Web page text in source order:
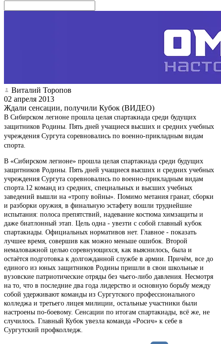
Виталий Торопов
02 апреля 2013
Ждали сенсации, получили Кубок (ВИДЕО)
В Сибирском легионе прошла целая спартакиада среди будущих
защитников Родины. Пять дней учащиеся высших и средних учебных
учреждения Сургута соревновались по военно-прикладным видам
спорта.
В «Сибирском легионе» прошла целая спартакиада среди будущих
защитников Родины. Пять дней учащиеся высших и средних учебных
учреждения Сургута соревновались по военно-прикладным видам
спорта.12 команд из средних, специальных и высших учебных
заведений вышли на «тропу войны». Помимо метания гранат, сборки
и разборки оружия, в финальную эстафету вошли труднейшие
испытания: полоса препятствий, надевание костюма химзащиты и
даже биатлонный этап. Цель одна - увезти с собой главный кубок
спартакиады. Официальных нормативов нет. Главное - показать
лучшее время, совершив как можно меньше ошибок. Второй
немаловажной целью соревнующихся, как выяснилось, была и
остаётся подготовка к долгожданной службе в армии. Причём, все до
единого из юных защитников Родины пришли в свои школьные и
вузовские патриотические отряды без чьего-либо давления. Несмотря
на то, что в последние два года лидерство и основную борьбу между
собой удерживают команды из Сургутского профессионального
колледжа и третьего лицея милиции, остальные участники были
настроены по-боевому. Сенсации по итогам спартакиады, всё же, не
случилось. Главный Кубок увезла команда «Росич» к себе в
Сургутский профколледж.